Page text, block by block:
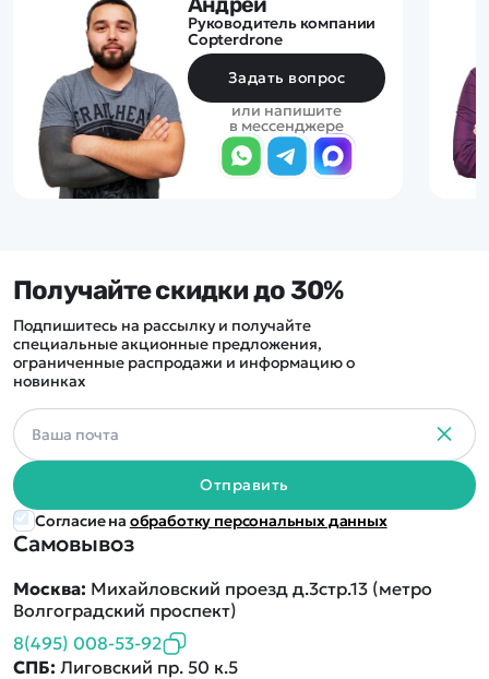
Руководитель компании
Copterdrone
Задать вопрос
или напишите
в мессенджере
Самовывоз
Москва: Михайловский проезд д.3стр.13 (метро
Волгоградский проспект)
8(495) 008-53-92
СПБ: Лиговский пр. 50 к.5
Получайте скидки до 30%
Подпишитесь на рассылку и получайте
специальные акционные предложения,
ограниченные распродажи и информацию о
новинках
Отправить
Согласие на обработку персональных данных